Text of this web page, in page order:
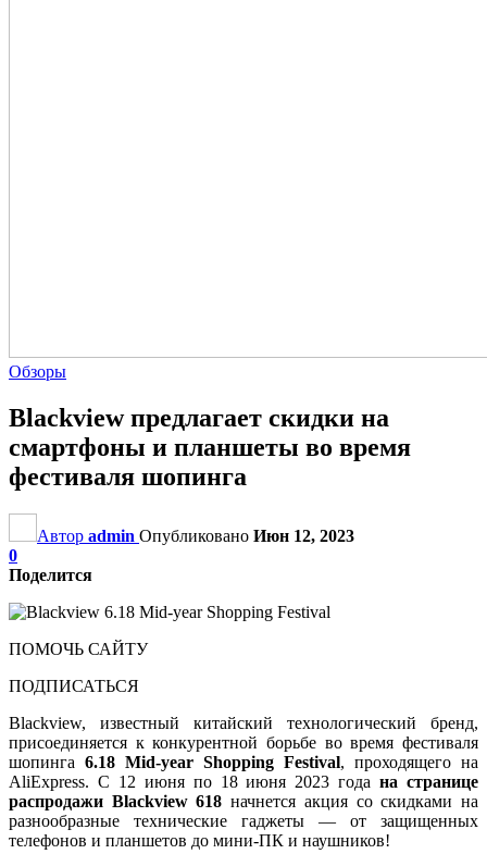
Обзоры
Blackview предлагает скидки на
смартфоны и планшеты во время
фестиваля шопинга
Автор admin Опубликовано Июн 12, 2023
0
Поделится
ПОМОЧЬ САЙТУ
ПОДПИСАТЬСЯ
Blackview, известный китайский технологический бренд,
присоединяется к конкурентной борьбе во время фестиваля
шопинга 6.18 Mid-year Shopping Festival, проходящего на
AliExpress. С 12 июня по 18 июня 2023 годана странице
распродажи Blackview 618 начнется акция со скидками на
разнообразные технические гаджеты — от защищенных
телефонов и планшетов до мини-ПК и наушников!